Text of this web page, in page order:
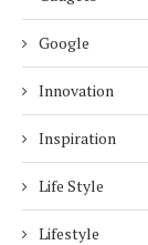
Google
Innovation
Inspiration
Life Style
Lifestyle